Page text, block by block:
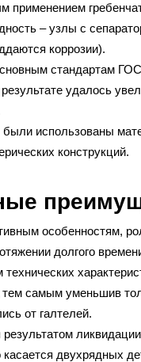
применением
– узлы с
коррозии).
стандартам
удалось
использованы
конструкций.
особенностям,
долгого
самым уменьшив
от галтелей.
результатом
двухрядных